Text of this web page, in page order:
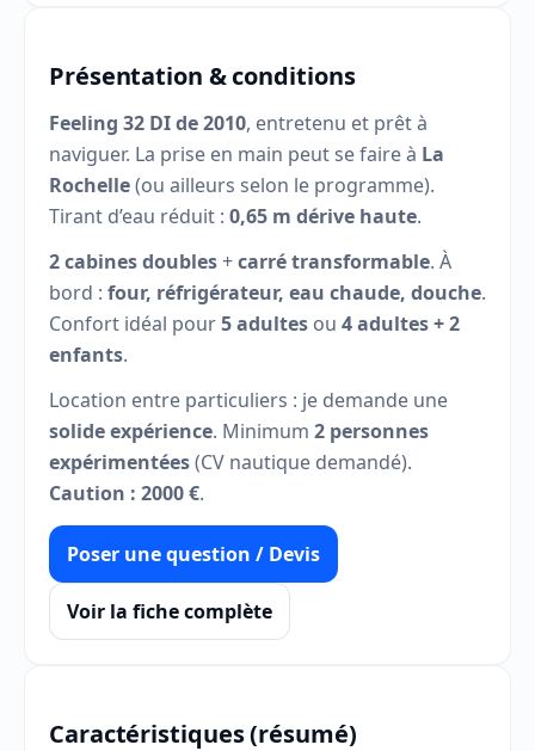
Présentation & conditions
Feeling 32 DI de 2010, entretenu et prêt à
naviguer. La prise en main peut se faire à La
Rochelle(ou ailleurs selon le programme).
Tirant d’eau réduit : 0,65 m dérive haute.
2 cabines doubles+carré transformable. À
bord : four, réfrigérateur, eau chaude, douche.
Confort idéal pour5 adultes ou 4 adultes + 2
enfants.
Location entre particuliers : je demande une
solide expérience. Minimum 2 personnes
expérimentées(CV nautique demandé).
Caution : 2000 €.
Poser une question / Devis
Voir la fiche complète
Caractéristiques (résumé)